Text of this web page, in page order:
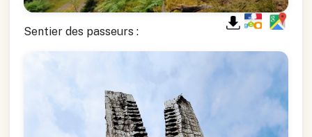
Sentier des passeurs :